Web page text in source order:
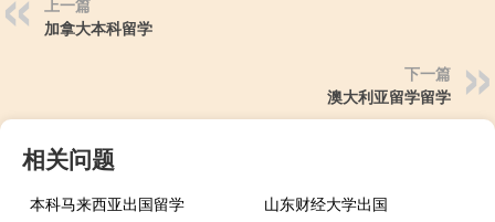
上一篇
加拿大本科留学
下一篇
澳大利亚留学留学
相关问题
本科马来西亚出国留学
山东财经大学出国